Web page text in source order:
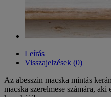
Leírás
Visszajelzések (0)
Az abesszin macska mintás
macska szerelmese számára,